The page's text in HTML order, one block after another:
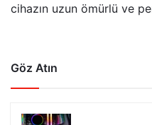
cihazın uzun ömürlü ve
Göz Atın